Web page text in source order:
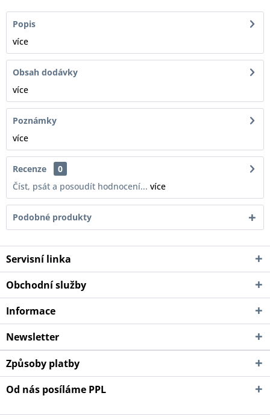
Popis
více
Obsah dodávky
více
Poznámky
více
Recenze
0
Číst, psát a posoudít hodnocení... více
Podobné produkty
Servisní linka
Obchodní služby
Informace
Newsletter
Způsoby platby
Od nás posíláme PPL